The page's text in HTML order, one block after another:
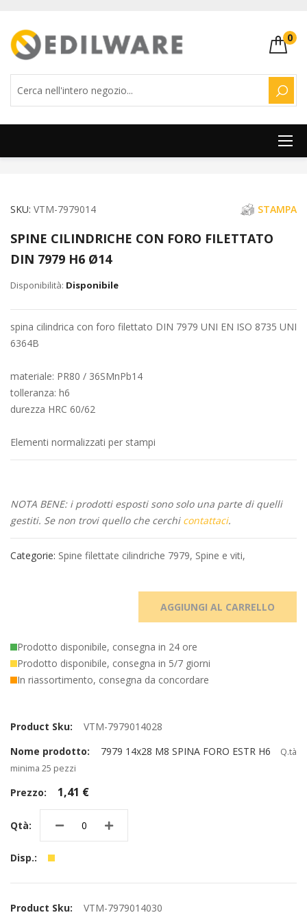
0
Vai
fine
della
di
immagini
Vai
della
galleria
immagini
SKU VTM-7979014 STAMPA
SPINE CILINDRICHE CON FORO FILETTATO
DIN 7979 H6 Ø14
Disponibile
spina cilindrica con foro filettato DIN 7979 UNI EN ISO 8735 UNI
6364B
materiale: PR80 / 36SMnPb14
tolleranza: h6
durezza HRC 60/62
Elementi normalizzati per stampi
NOTA BENE: i prodotti esposti sono solo una parte di quelli
gestiti. Se non trovi quello che cerchi contattaci.
Categorie: Spine filettate cilindriche 7979, Spine e viti,
AGGIUNGI AL CARRELLO
Prodotto disponibile, consegna in 24 ore
Prodotto disponibile, consegna in 5/7 giorni
In riassortimento, consegna da concordare
prodotti
VTM-7979014028
7979 14x28 M8 SPINA FORO ESTR H6
Q.tà
minima 25 pezzi
1,41 €
VTM-7979014030